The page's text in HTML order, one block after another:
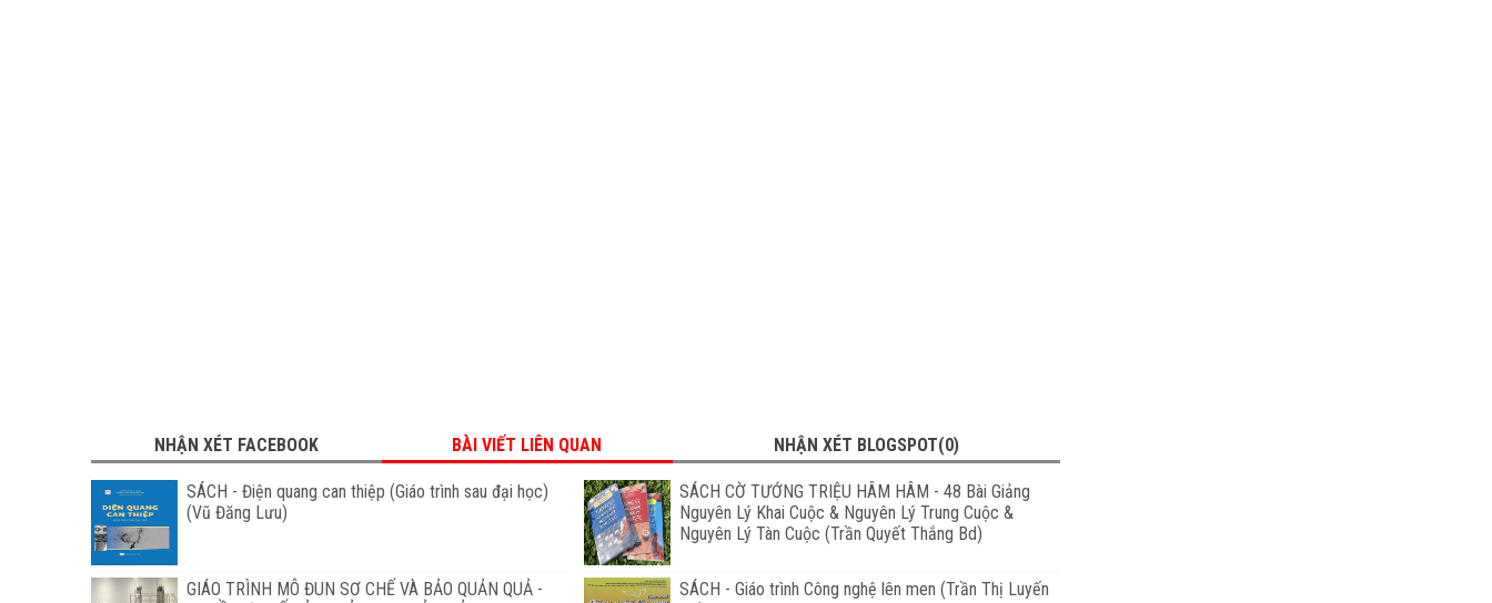
NHẬN XÉT FACEBOOK BÀI VIẾT LIÊN QUAN NHẬN XÉT BLOGSPOT(0)
SÁCH - Điện quang can thiệp (Giáo trình sau đại học)
(Vũ Đăng Lưu)
SÁCH CỜ TƯỚNG TRIỆU HÂM HÂM - 48 Bài Giảng
Nguyên Lý Khai Cuộc & Nguyên Lý Trung Cuộc &
Nguyên Lý Tàn Cuộc (Trần Quyết Thắng Bd)
GIÁO TRÌNH MÔ ĐUN SƠ CHẾ VÀ BẢO QUẢN QUẢ -
SÁCH - Giáo trình Công nghệ lên men (Trần Thị Luyến